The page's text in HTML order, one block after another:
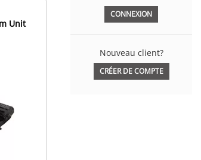
Unit
Nouveau client?
CRÉER DE COMPTE